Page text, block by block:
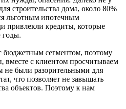
строительства дома, около 80%
льготным ипотечным
кредиты, которые
годы.
бюджетным сегментом, поэтому
вместе с клиентом просчитываем
не были разорительными для
что позволяет не завышать
объектов. Поэтому к нам